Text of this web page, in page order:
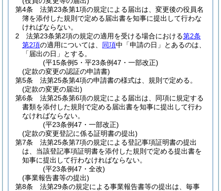
第4条
法第23条第1項の規定による届出は、変更後の役員名
簿を添付した規則で定める届出書を知事に提出して行わな
ければならない。
2
法第23条第2項の規定の適用を受ける場合における第2条
第2項の適用については、 同項中「申請の日」とあるのは、
「届出の日」とする。
(平15条例5・平23条例47・一部改正)
(定款の変更の認証の申請書)
第5条
法第25条第4項の申請書の様式は、規則で定める。
(定款の変更の届出)
第6条
法第25条第6項の規定による届出は、同項に規定する
書類を添付した規則で定める届出書を知事に提出して行わ
なければならない。
(平23条例47・一部改正)
(定款の変更登記に係る証明書の提出)
第7条
法第25条第7項の規定による登記事項証明書の提出
は、当該登記事項証明書を添付した規則で定める提出書を
知事に提出して行わなければならない。
(平23条例47・全改)
(事業報告書等の提出)
第8条
法第29条の規定による事業報告書等の提出は、毎事